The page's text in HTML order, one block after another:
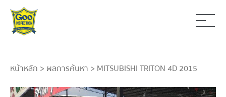
หน้าหลัก > ผลการค้นหา > MITSUBISHI TRITON 4D 2015